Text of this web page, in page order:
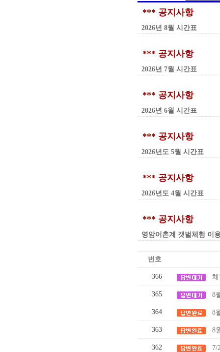
*** 공지사항
2026년 8월 시간표
*** 공지사항
2026년 7월 시간표
*** 공지사항
2026년 6월 시간표
*** 공지사항
2026년도 5월 시간표
*** 공지사항
2026년도 4월 시간표
*** 공지사항
영암어촌계 갯벌체험 이
번호
366
365 8
364 8
363 8
362 7/